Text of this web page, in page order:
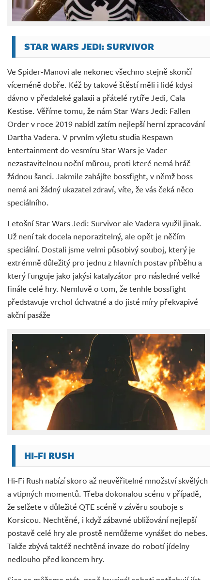
STAR WARS JEDI: SURVIVOR
Ve Spider-Manovi ale nekonec všechno stejně skončí
víceméně dobře. Kéž by takové štěstí měli i lidé kdysi
dávno v předaleké galaxii a přátelé rytíře Jedi, Cala
Kestise. Věříme tomu, že nám Star Wars Jedi: Fallen
Order v roce 2019 nabídl zatím nejlepší herní zpracování
Dartha Vadera. V prvním výletu studia Respawn
Entertainment do vesmíru Star Wars je Vader
nezastavitelnou noční můrou, proti které nemá hráč
žádnou šanci. Jakmile zahájíte bossfight, v němž boss
nemá ani žádný ukazatel zdraví, víte, že vás čeká něco
speciálního.
Letošní Star Wars Jedi: Survivor ale Vadera využil jinak.
Už není tak docela neporazitelný, ale opět je něčím
speciální. Dostali jsme velmi působivý souboj, který je
extrémně důležitý pro jednu z hlavních postav příběhu a
který funguje jako jakýsi katalyzátor pro následné velké
finále celé hry. Nemluvě o tom, že tenhle bossfight
představuje vrchol úchvatné a do jisté míry překvapivé
akční pasáže
HI-FI RUSH
Hi-Fi Rush nabízí skoro až neuvěřitelné množství skvělých
a vtipných momentů. Třeba dokonalou scénu v případě,
že selžete v důležité QTE scéně v závěru souboje s
Korsicou. Nechtěné, i když zábavné ubližování nejlepší
postavě celé hry ale prostě nemůžeme vynášet do nebes.
Takže zbývá taktéž nechtěná invaze do robotí jídelny
nedlouho před koncem hry.